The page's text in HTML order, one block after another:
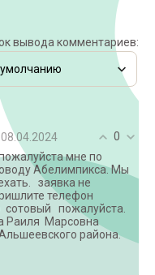
вывода комментариев:
0
мне по
Абелимпикса. Мы
заявка не
телефон
сотовый пожалуйста.
Раиля Марсовна
района.